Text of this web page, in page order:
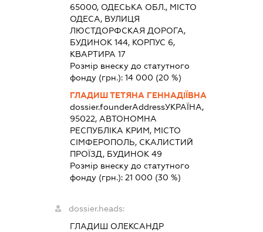
65000, ОДЕСЬКА ОБЛ., МІСТО
ОДЕСА, ВУЛИЦЯ
ЛЮСТДОРФСКАЯ ДОРОГА,
БУДИНОК 144, КОРПУС 6,
КВАРТИРА 17
Розмір внеску до статутного
фонду (грн.): 14 000 (20 %)
ГЛАДИШ ТЕТЯНА ГЕННАДІЇВНА
dossier.founderAddressУКРАЇНА,
95022, АВТОНОМНА
РЕСПУБЛІКА КРИМ, МІСТО
СІМФЕРОПОЛЬ, СКАЛИСТИЙ
ПРОЇЗД, БУДИНОК 49
Розмір внеску до статутного
фонду (грн.): 21 000 (30 %)
dossier.heads:
ГЛАДИШ ОЛЕКСАНДР